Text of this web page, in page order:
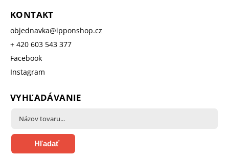
KONTAKT
objednavka@ipponshop.cz
+ 420 603 543 377
Facebook
Instagram
VYHĽADÁVANIE
Hľadať